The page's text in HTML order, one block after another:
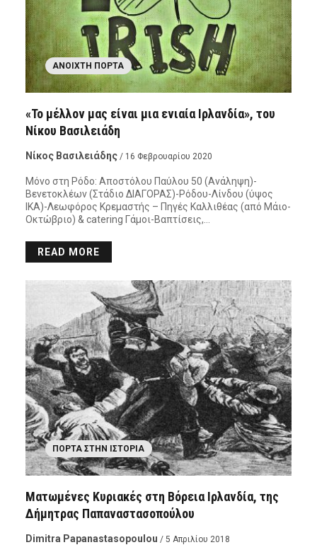
ΑΝΟΙΧΤΉ ΠΌΡΤΑ
«Το μέλλον μας είναι μια ενιαία Ιρλανδία», του
Νίκου Βασιλειάδη
Νίκος Βασιλειάδης / 16 Φεβρουαρίου 2020
Μόνο στη Ρόδο: Αποστόλου Παύλου 50 (Ανάληψη)-
Βενετοκλέων (Στάδιο ΔΙΑΓΟΡΑΣ)-Ρόδου-Λίνδου (ύψος
ΙΚΑ)-Λεωφόρος Κρεμαστής – Πηγές Καλλιθέας (από Μάιο-
Οκτώβριο) & catering Γάμοι-Βαπτίσεις,…
READ MORE
ΠΌΡΤΑ ΣΤΗΝ ΙΣΤΟΡΊΑ
Ματωμένες Κυριακές στη Βόρεια Ιρλανδία, της
Δήμητρας Παπαναστασοπούλου
Dimitra Papanastasopoulou / 5 Απριλίου 2018